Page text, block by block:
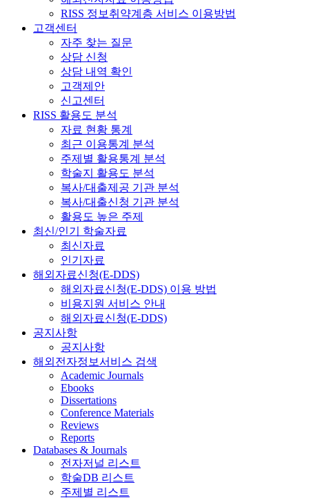
RISS 정보취약계층 서비스 이용방법
고객센터
자주 찾는 질문
상담 신청
상담 내역 확인
고객제안
신고센터
RISS 활용도 분석
자료 현황 통계
최근 이용통계 분석
주제별 활용통계 분석
학술지 활용도 분석
복사/대출제공 기관 분석
복사/대출신청 기관 분석
활용도 높은 주제
최신/인기 학술자료
최신자료
인기자료
해외자료신청(E-DDS)
해외자료신청(E-DDS) 이용 방법
비용지원 서비스 안내
해외자료신청(E-DDS)
공지사항
공지사항
해외전자정보서비스 검색
Academic Journals
Ebooks
Dissertations
Conference Materials
Reviews
Reports
Databases & Journals
전자저널 리스트
학술DB 리스트
주제별 리스트